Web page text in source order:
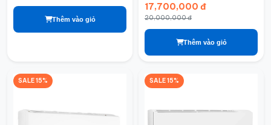
Thêm vào giỏ
17,700,000 đ
20,000,000 đ
Thêm vào giỏ
SALE 15% SALE 15%